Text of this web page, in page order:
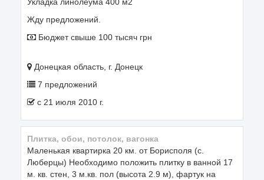
Жду предложений.
Бюджет свыше 100 тысяч грн
Донецкая область, г. Донецк
7 предложений
c 21 июля 2010 г.
Плитка, обои, потолок, вагонка
Маленькая квартирка 20 км. от Борисполя (с.
Люберцы) Необходимо положить плитку в ванной 17
м. кв. стен, 3 м.кв. пол (высота 2.9 м), фартук на